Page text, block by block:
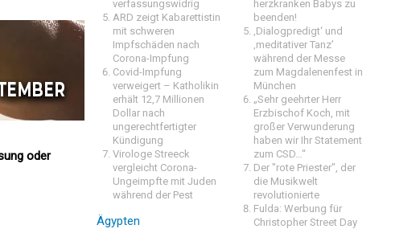
oder
verfassungswidrig
ARD zeigt Kabarettistin
mit schweren
Impfschäden nach
Corona-Impfung
Covid-Impfung
verweigert – Katholikin
erhält 12,7 Millionen
Dollar nach
ungerechtfertigter
Kündigung
Virologe Streeck
vergleicht Corona-
Ungeimpfte mit Juden
während der Pest
Ägypten
herzkranken Babys zu
beenden!
‚Dialogpredigt‘ und
‚meditativer Tanz’
während der Messe
zum Magdalenenfest in
München
„Sehr geehrter Herr
Erzbischof Koch, mit
großer Verwunderung
haben wir Ihr Statement
zum CSD…“
Der "rote Priester", der
die Musikwelt
revolutionierte
Fulda: Werbung für
Christopher Street Day